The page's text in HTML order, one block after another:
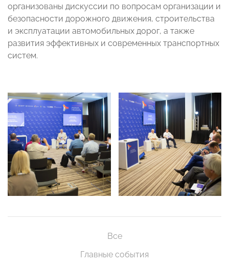
организованы дискуссии по вопросам организации и
безопасности дорожного движения, строительства
и эксплуатации автомобильных дорог, а также
развития эффективных и современных транспортных
систем.
Все
Главные события